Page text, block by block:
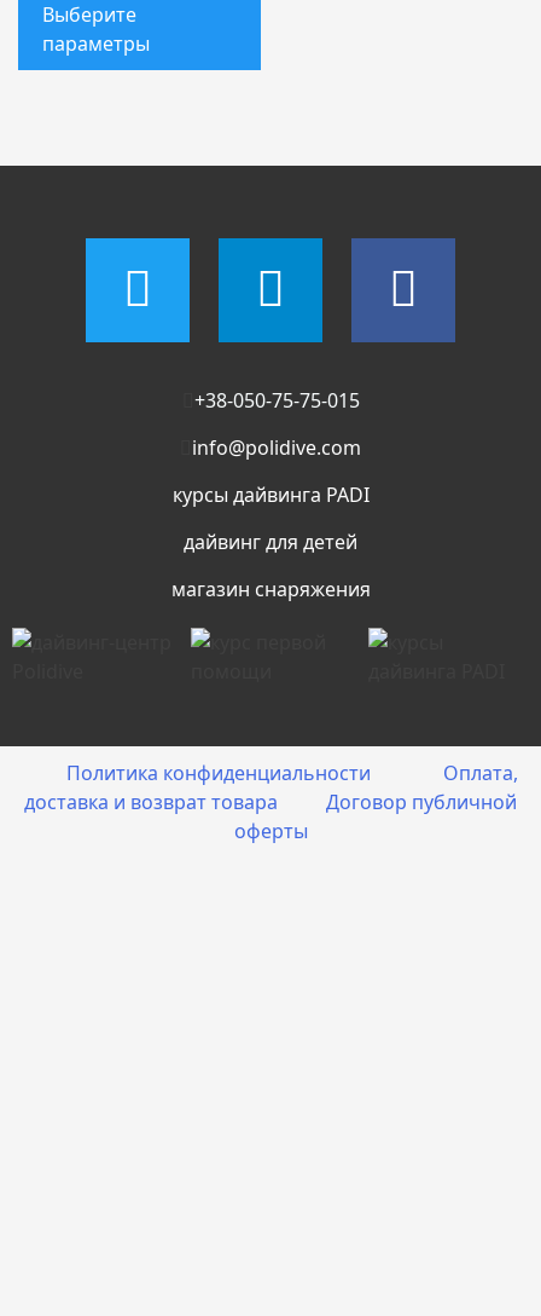
Выберите
параметры
несколько
странице
товара.
+38-050-75-75-015
info@polidive.com
курсы дайвинга PADI
дайвинг для детей
магазин снаряжения
Политика конфиденциальности
Оплата,
доставка и возврат товара
Договор публичной
оферты